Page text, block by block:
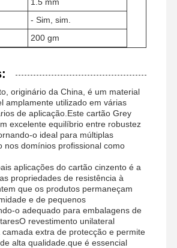
- Sim, sim.
200 gm
originário da China, é um material
amplamente utilizado em várias
de aplicação.Este cartão Grey
excelente equilíbrio entre robustez
o ideal para múltiplas
nos domínios profissional como
aplicações do cartão cinzento é a
propriedades de resistência à
que os produtos permaneçam
e de pequenos
o adequado para embalagens de
revestimento unilateral
extra de protecção e permite
alta qualidade.que é essencial